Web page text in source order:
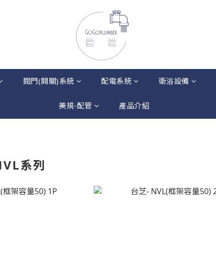
閥門(開關)系統 配電系統 衛浴設備
美規-配管 產品介紹
系列